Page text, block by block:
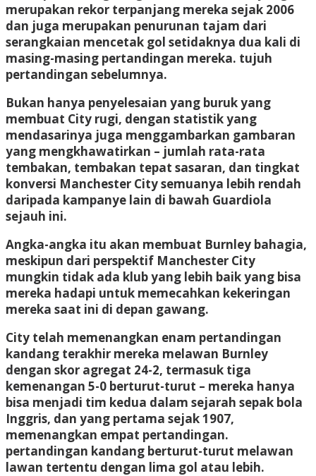
merupakan rekor terpanjang mereka sejak 2006
dan juga merupakan penurunan tajam dari
serangkaian mencetak gol setidaknya dua kali di
masing-masing pertandingan mereka. tujuh
pertandingan sebelumnya.
Bukan hanya penyelesaian yang buruk yang
membuat City rugi, dengan statistik yang
mendasarinya juga menggambarkan gambaran
yang mengkhawatirkan – jumlah rata-rata
tembakan, tembakan tepat sasaran, dan tingkat
konversi Manchester City semuanya lebih rendah
daripada kampanye lain di bawah Guardiola
sejauh ini.
Angka-angka itu akan membuat Burnley bahagia,
meskipun dari perspektif Manchester City
mungkin tidak ada klub yang lebih baik yang bisa
mereka hadapi untuk memecahkan kekeringan
mereka saat ini di depan gawang.
City telah memenangkan enam pertandingan
kandang terakhir mereka melawan Burnley
dengan skor agregat 24-2, termasuk tiga
kemenangan 5-0 berturut-turut – mereka hanya
bisa menjadi tim kedua dalam sejarah sepak bola
Inggris, dan yang pertama sejak 1907,
memenangkan empat pertandingan.
pertandingan kandang berturut-turut melawan
lawan tertentu dengan lima gol atau lebih.